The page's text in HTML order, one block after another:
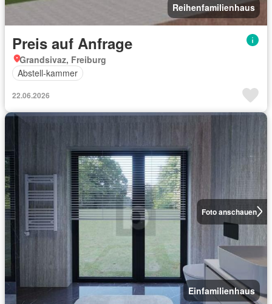
Reihenfamilienhaus
Preis auf Anfrage
Grandsivaz, Freiburg
Abstell-kammer
22.06.2026
Foto anschauen
Einfamilienhaus